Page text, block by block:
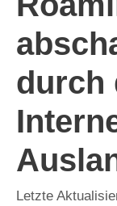
durch